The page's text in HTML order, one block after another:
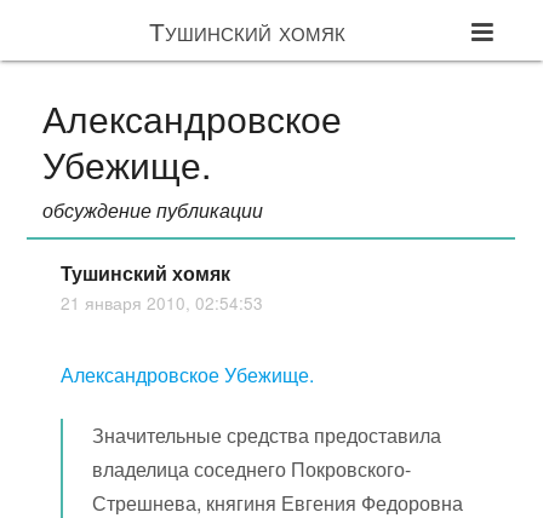
Тушинский хомяк
Александровское
Убежище.
обсуждение публикации
Тушинский хомяк
21 января 2010, 02:54:53
Александровское Убежище.
Значительные средства предоставила
владелица соседнего Покровского-
Стрешнева, княгиня Евгения Федоровна